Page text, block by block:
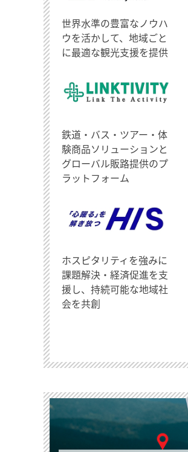
世界水準の豊富なノウハ
ウを活かして、地域ごと
に最適な観光支援を提供
鉄道・バス・ツアー・体
験商品ソリューションと
グローバル販路提供のプ
ラットフォーム
ホスピタリティを強みに
課題解決・経済促進を支
援し、持続可能な地域社
会を共創